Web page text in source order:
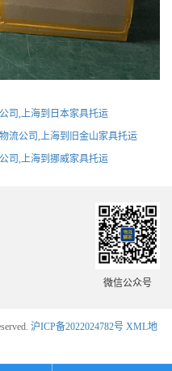
司,上海到日本家具托运
流公司,上海到旧金山家具托运
司,上海到挪威家具托运
微信公众号
沪ICP备2022024782号 XML地